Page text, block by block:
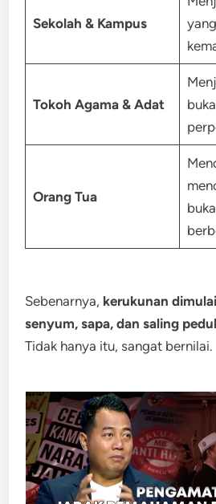
Sekolah & Kampus
Tokoh Agama & Adat
Orang Tua
Sebenarnya, kerukunan
senyum, sapa, dan saling
Tidak hanya itu, sangat bernilai.